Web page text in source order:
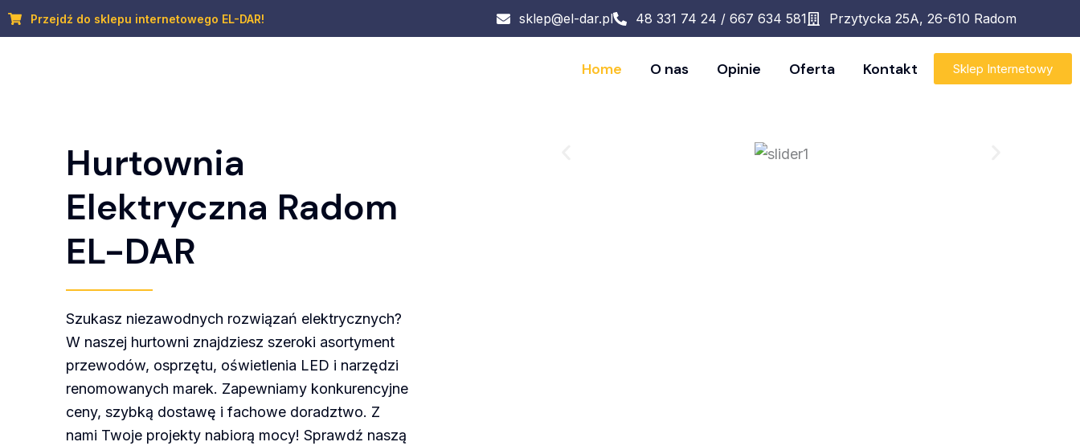
Przejdź
do
Przejdź do sklepu internetowego EL-DAR! sklep@el-dar.pl 48 331 74 24 / 667 634 581 Przytycka 25A, 26-610 Radom
Home O nas Opinie Oferta Kontakt Sklep Internetowy
Hurtownia
Elektryczna Radom
EL-DAR
Szukasz niezawodnych rozwiązań elektrycznych?
W naszej hurtowni znajdziesz szeroki asortyment
przewodów, osprzętu, oświetlenia LED i narzędzi
renomowanych marek. Zapewniamy konkurencyjne
ceny, szybką dostawę i fachowe doradztwo. Z
nami Twoje projekty nabiorą mocy! Sprawdź naszą